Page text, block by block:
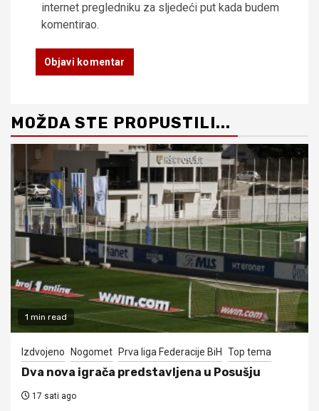
internet pregledniku za sljedeći put kada budem
komentirao.
MOŽDA STE PROPUSTILI...
1 min read
Izdvojeno Nogomet Prva liga Federacije BiH Top tema
Dva nova igrača predstavljena u Posušju
17 sati ago